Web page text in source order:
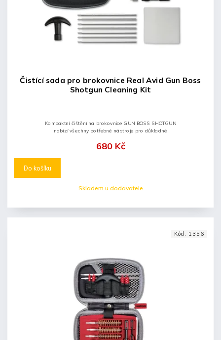
Čistící sada pro brokovnice Real Avid Gun Boss
Shotgun Cleaning Kit
Skladem u dodavatele
680 Kč
Do košíku
Kompaktní čištění na brokovnice GUN BOSS SHOTGUN
nabízí všechny potřebné nástroje pro důkladné
dodávána v praktickém a...
Kód: 1356